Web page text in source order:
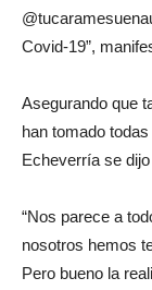
Covid-19”,
Asegurando que
han tomado
Echeverría se
“Nos parece a
nosotros hemos
Pero bueno la